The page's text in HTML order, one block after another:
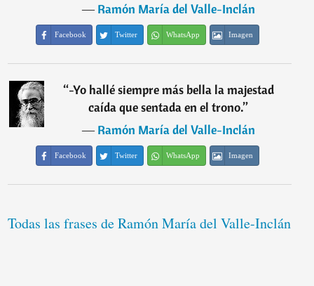
―Ramón María del Valle-Inclán
Facebook Twitter WhatsApp Imagen
“-Yo hallé siempre más bella la majestad
caída que sentada en el trono.”
―Ramón María del Valle-Inclán
Facebook Twitter WhatsApp Imagen
Todas las frases de Ramón María del Valle-Inclán